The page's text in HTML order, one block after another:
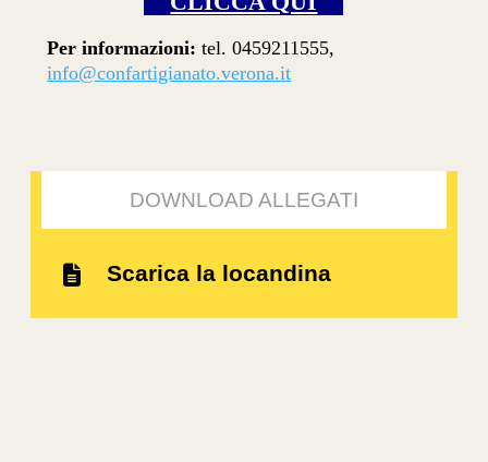
Per informazioni:tel. 0459211555,
info@confartigianato.verona.it
DOWNLOAD ALLEGATI
Scarica la locandina